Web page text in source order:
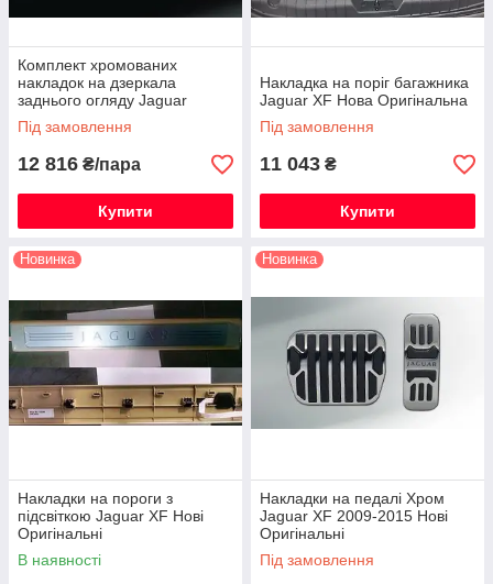
Комплект хромованих
накладок на дзеркала
заднього огляду Jaguar
XJ/Jaguar X Новий
Оригінальний
Під замовлення
12 816 ₴/пара
Купити
Накладка на поріг багажника
Jaguar XF Нова Оригінальна
Під замовлення
11 043 ₴
Купити
Новинка
Накладки на пороги з
підсвіткою Jaguar XF Нові
Оригінальні
В наявності
Новинка
Накладки на педалі Хром
Jaguar XF 2009-2015 Нові
Оригінальні
Під замовлення